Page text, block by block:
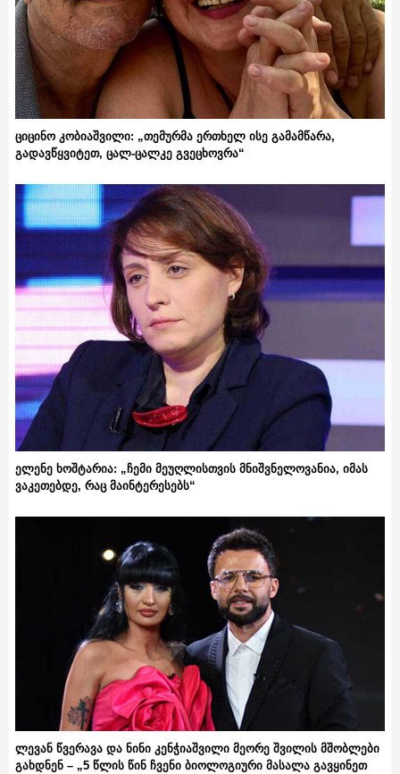
ციცინო კობიაშვილი: „თემურმა ერთხელ ისე გამამწარა,
გადავწყვიტეთ, ცალ-ცალკე გვეცხოვრა“
ელენე ხოშტარია: „ჩემი მეუღლისთვის მნიშვნელოვანია, იმას
ვაკეთებდე, რაც მაინტერესებს“
ლევან წვერავა და ნინი კენჭიაშვილი მეორე შვილის მშობლები
გახდნენ – „5 წლის წინ ჩვენი ბიოლოგიური მასალა გავყინეთ